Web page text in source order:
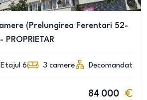
(Prelungirea Ferentari 52-
Etajul 6 3 camere Decomandat
84 000